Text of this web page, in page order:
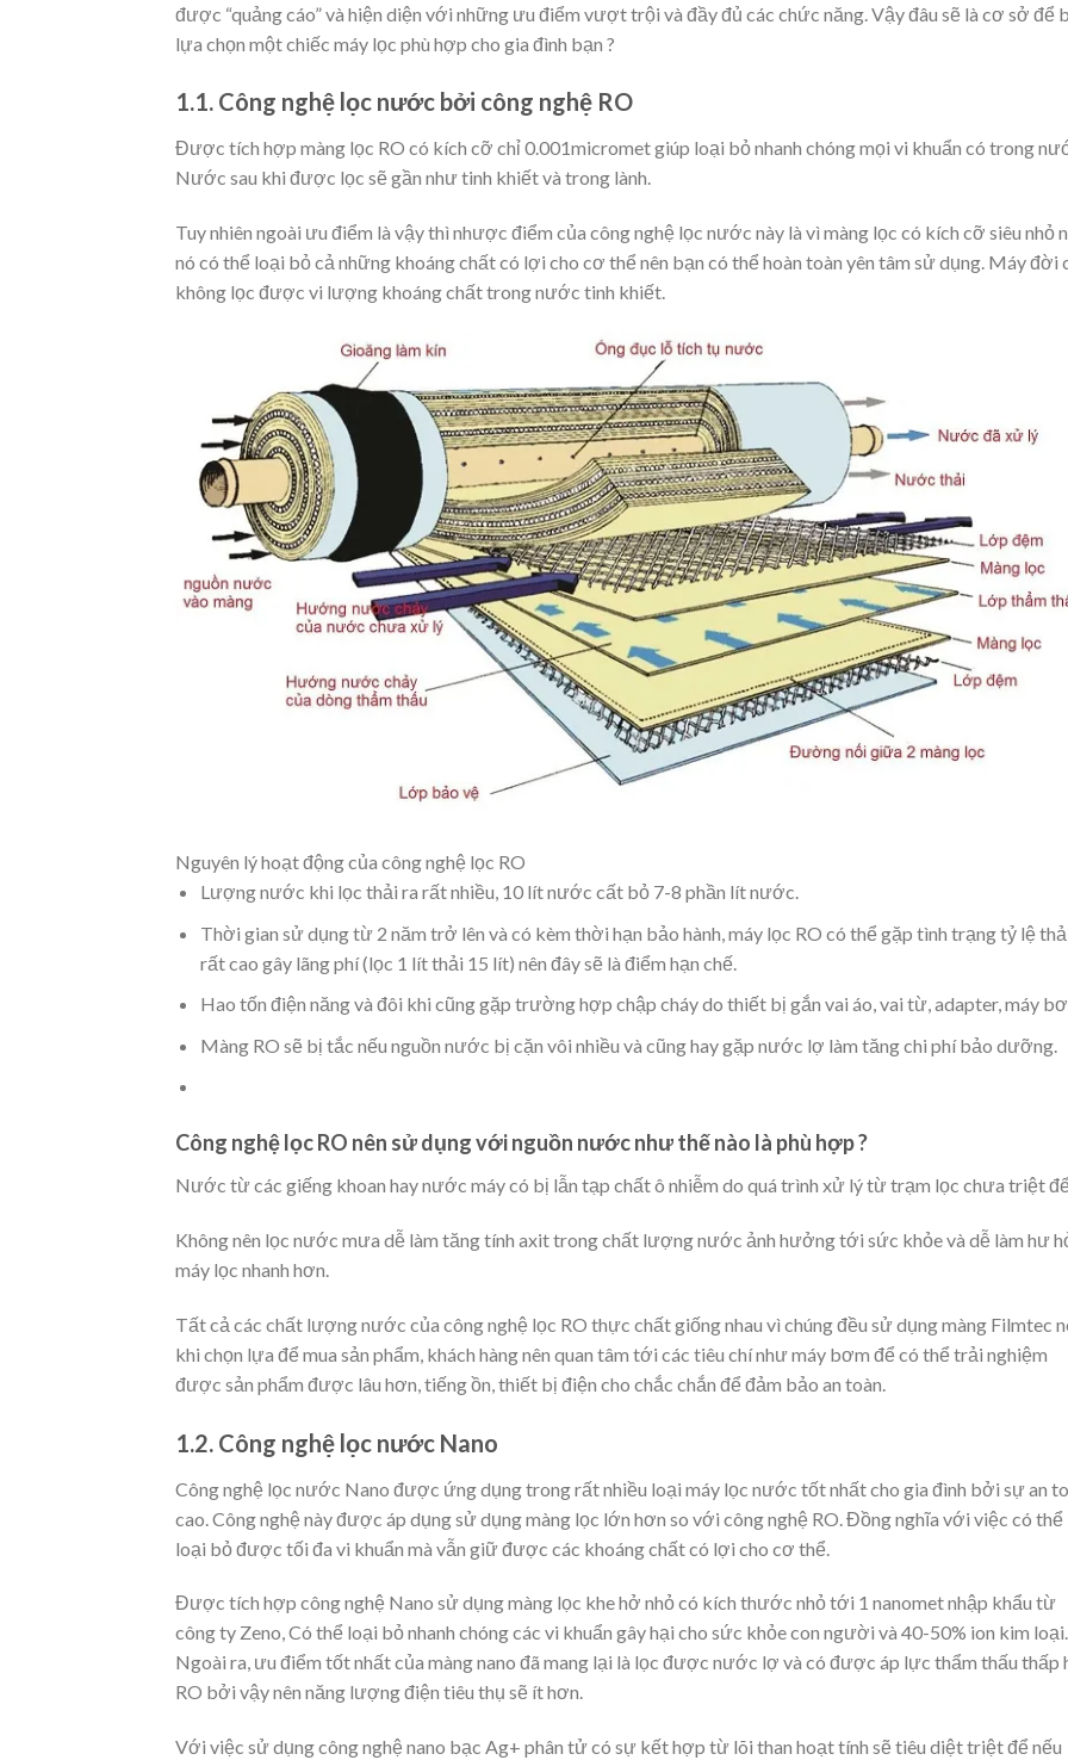
được “quảng cáo” và hiện diện với những ưu điểm vượt trội và đầy đủ các chức năng. Vậy đâu sẽ là cơ sở để
lựa chọn một chiếc máy lọc phù hợp cho gia đình bạn ?
1.1. Công nghệ lọc nước bởi công nghệ RO
Được tích hợp màng lọc RO có kích cỡ chỉ 0.001micromet giúp loại bỏ nhanh chóng mọi vi khuẩn có trong
Nước sau khi được lọc sẽ gần như tinh khiết và trong lành.
Tuy nhiên ngoài ưu điểm là vậy thì nhược điểm của công nghệ lọc nước này là vì màng lọc có kích cỡ siêu nhỏ
nó có thể loại bỏ cả những khoáng chất có lợi cho cơ thể nên bạn có thể hoàn toàn yên tâm sử dụng. Máy đời
không lọc được vi lượng khoáng chất trong nước tinh khiết.
Nguyên lý hoạt động của công nghệ lọc RO
Lượng nước khi lọc thải ra rất nhiều, 10 lít nước cất bỏ 7-8 phần lít nước.
Thời gian sử dụng từ 2 năm trở lên và có kèm thời hạn bảo hành, máy lọc RO có thể gặp tình trạng tỷ lệ
rất cao gây lãng phí (lọc 1 lít thải 15 lít) nên đây sẽ là điểm hạn chế.
Hao tốn điện năng và đôi khi cũng gặp trường hợp chập cháy do thiết bị gắn vai áo, vai từ, adapter, máy
Màng RO sẽ bị tắc nếu nguồn nước bị cặn vôi nhiều và cũng hay gặp nước lợ làm tăng chi phí bảo dưỡng.
Công nghệ lọc RO nên sử dụng với nguồn nước như thế nào là phù hợp ?
Nước từ các giếng khoan hay nước máy có bị lẫn tạp chất ô nhiễm do quá trình xử lý từ trạm lọc chưa triệt
Không nên lọc nước mưa dễ làm tăng tính axit trong chất lượng nước ảnh hưởng tới sức khỏe và dễ làm hư
máy lọc nhanh hơn.
Tất cả các chất lượng nước của công nghệ lọc RO thực chất giống nhau vì chúng đều sử dụng màng Filmtec
khi chọn lựa để mua sản phẩm, khách hàng nên quan tâm tới các tiêu chí như máy bơm để có thể trải nghiệm
được sản phẩm được lâu hơn, tiếng ồn, thiết bị điện cho chắc chắn để đảm bảo an toàn.
1.2. Công nghệ lọc nước Nano
Công nghệ lọc nước Nano được ứng dụng trong rất nhiều loại máy lọc nước tốt nhất cho gia đình bởi sự an
cao. Công nghệ này được áp dụng sử dụng màng lọc lớn hơn so với công nghệ RO. Đồng nghĩa với việc có thể
loại bỏ được tối đa vi khuẩn mà vẫn giữ được các khoáng chất có lợi cho cơ thể.
Được tích hợp công nghệ Nano sử dụng màng lọc khe hở nhỏ có kích thước nhỏ tới 1 nanomet nhập khẩu từ
công ty Zeno, Có thể loại bỏ nhanh chóng các vi khuẩn gây hại cho sức khỏe con người và 40-50% ion kim loại.
Ngoài ra, ưu điểm tốt nhất của màng nano đã mang lại là lọc được nước lợ và có được áp lực thẩm thấu thấp
RO bởi vậy nên năng lượng điện tiêu thụ sẽ ít hơn.
Với việc sử dụng công nghệ nano bạc Ag+ phân tử có sự kết hợp từ lõi than hoạt tính sẽ tiêu diệt triệt để nếu